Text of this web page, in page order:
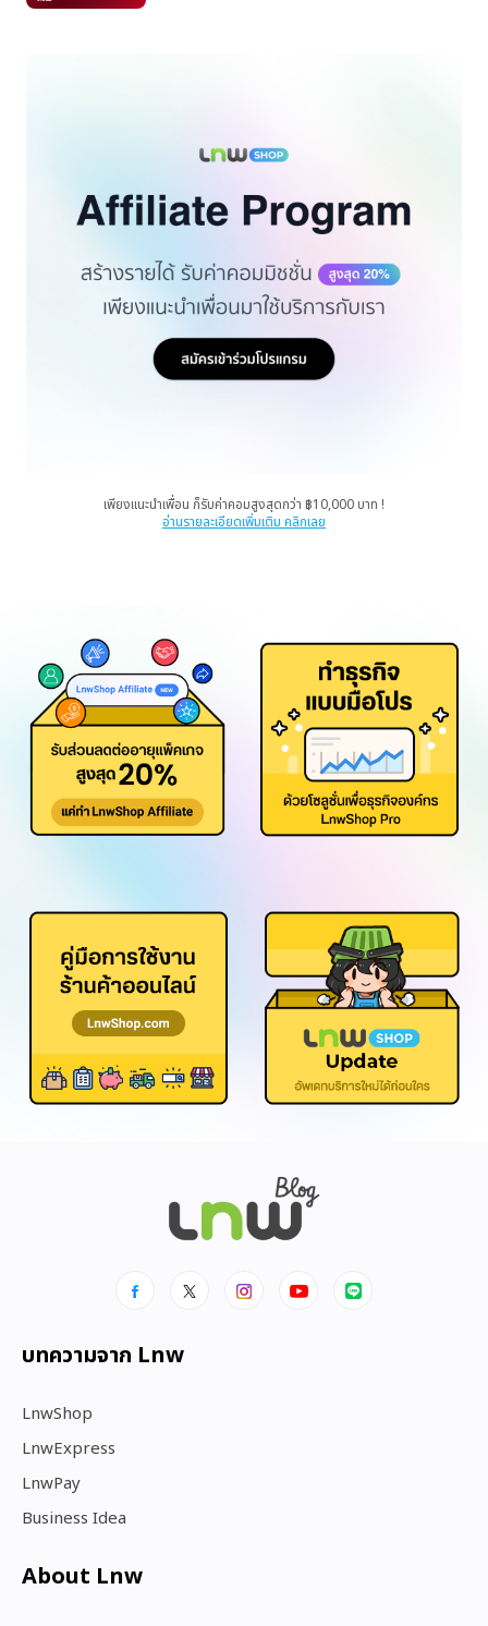
เพียงแนะนำเพื่อน ก็รับค่าคอมสูงสุดกว่า ฿10,000 บาท !
อ่านรายละเอียดเพิ่มเติม คลิกเลย
บทความจาก Lnw
LnwShop
LnwExpress
LnwPay
Business Idea
About Lnw​